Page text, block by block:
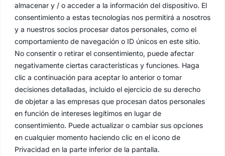
almacenar y / o acceder a la información del dispositivo. El
consentimiento a estas tecnologías nos permitirá a nosotros
y a nuestros socios procesar datos personales, como el
comportamiento de navegación o ID únicos en este sitio.
No consentir o retirar el consentimiento, puede afectar
negativamente ciertas características y funciones. Haga
clic a continuación para aceptar lo anterior o tomar
decisiones detalladas, incluido el ejercicio de su derecho
de objetar a las empresas que procesan datos personales
en función de intereses legítimos en lugar de
consentimiento. Puede actualizar o cambiar sus opciones
en cualquier momento haciendo clic en el icono de
Privacidad en la parte inferior de la pantalla.